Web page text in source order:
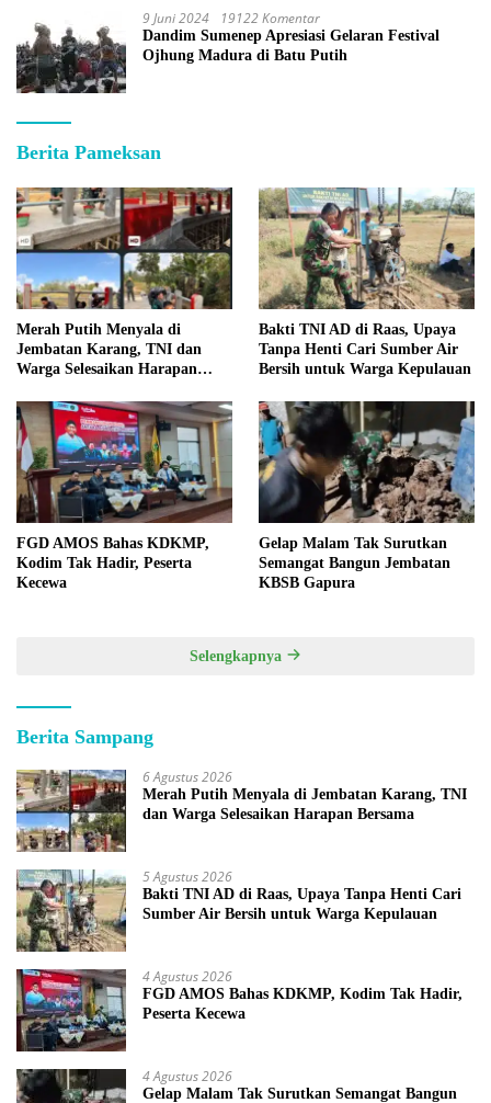
9 Juni 2024 19122 Komentar
Dandim Sumenep Apresiasi Gelaran Festival
Ojhung Madura di Batu Putih
Berita Pameksan
Merah Putih Menyala di
Jembatan Karang, TNI dan
Warga Selesaikan Harapan
Bakti TNI AD di Raas, Upaya
Tanpa Henti Cari Sumber Air
Bersih untuk Warga Kepulauan
FGD AMOS Bahas KDKMP,
Kodim Tak Hadir, Peserta
Kecewa
Gelap Malam Tak Surutkan
Semangat Bangun Jembatan
KBSB Gapura
Selengkapnya
Berita Sampang
6 Agustus 2026
Merah Putih Menyala di Jembatan Karang, TNI
dan Warga Selesaikan Harapan Bersama
5 Agustus 2026
Bakti TNI AD di Raas, Upaya Tanpa Henti Cari
Sumber Air Bersih untuk Warga Kepulauan
4 Agustus 2026
FGD AMOS Bahas KDKMP, Kodim Tak Hadir,
Peserta Kecewa
4 Agustus 2026
Gelap Malam Tak Surutkan Semangat Bangun